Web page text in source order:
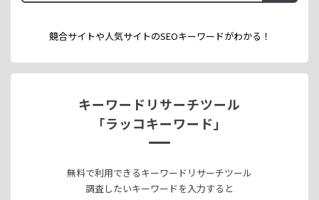
競合サイトや人気サイトのSEOキーワードがわかる！
キーワードリサーチツール
「ラッコキーワード」
無料で利用できるキーワードリサーチツール
調査したいキーワードを入力すると